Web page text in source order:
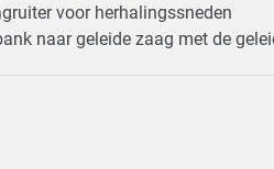
voor herhalingssneden
naar geleide zaag met de